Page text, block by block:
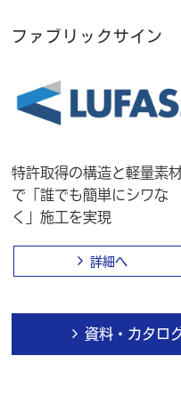
ファブリックサイン
特許取得の構造と軽量素
で「誰でも簡単にシワな
く」施工を実現
詳細へ
資料・カタロ